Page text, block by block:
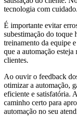
tecnologia com cuidado.
É importante evitar
subestimação do toque
treinamento da equipe
que a automação
clientes.
Ao ouvir o feedback
otimizar a automação,
eficiente e satisfatória.
caminho certo para
automação no seu